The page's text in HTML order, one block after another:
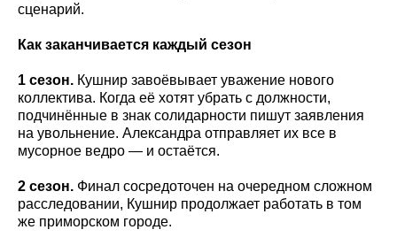
сценарий.
Как заканчивается каждый сезон
1 сезон. Кушнир завоёвывает уважение нового
коллектива. Когда её хотят убрать с должности,
подчинённые в знак солидарности пишут заявления
на увольнение. Александра отправляет их все в
мусорное ведро — и остаётся.
2 сезон. Финал сосредоточен на очередном сложном
расследовании, Кушнир продолжает работать в том
же приморском городе.